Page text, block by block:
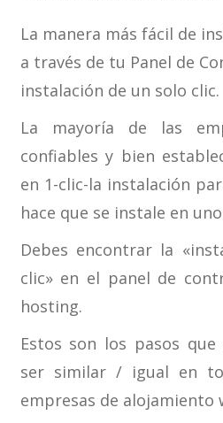
La manera más fácil de
a través de tu Panel de
instalación de un solo clic.
La mayoría de las
confiables y bien
en 1-clic-la instalación
hace que se instale en
Debes encontrar la
clic» en el panel de
hosting.
Estos son los pasos
ser similar / igual en
empresas de alojamiento